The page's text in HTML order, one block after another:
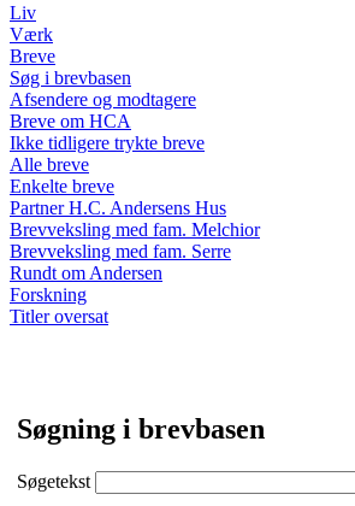
Liv
Værk
Breve
Søg i brevbasen
Afsendere og modtagere
Breve om HCA
Ikke tidligere trykte breve
Alle breve
Enkelte breve
Partner H.C. Andersens Hus
Brevveksling med fam. Melchior
Brevveksling med fam. Serre
Rundt om Andersen
Forskning
Titler oversat
Søgning i brevbasen
Søgetekst